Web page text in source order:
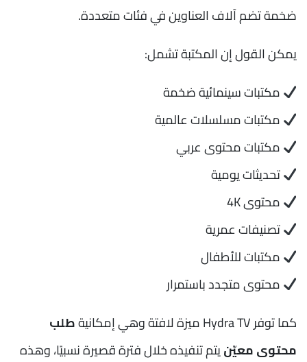
ضخمة تضم آلاف العناوين في فئات متعددة.
يمكن القول إن المكتبة تشمل:
مكتبات سينمائية ضخمة
مكتبات مسلسلات عالمية
مكتبات محتوى عربي
تحديثات يومية
محتوى 4K
تصنيفات عمرية
مكتبات للأطفال
محتوى متجدد باستمرار
كما توفر Hydra TV ميزة لافتة وهي إمكانية
طلب
محتوى معيّنيتم تنفيذه خلال فترة قصيرة نسبيًا، وهذه